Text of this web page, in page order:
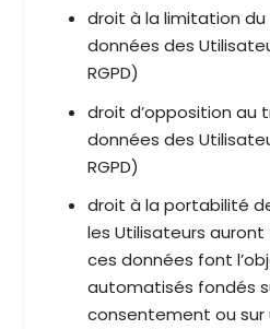
droit à la limitation
données des
RGPD)
droit d’opposition au
données des
RGPD)
droit à la portabilité
les Utilisateurs auront
ces données font
automatisés fondés
consentement ou